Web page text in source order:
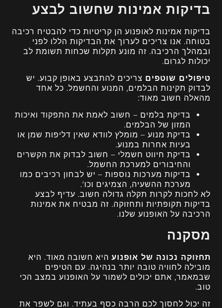
בדיקות אמינות שחשוב לבצע
בדיקות אמינות לאופנוע הן קריטיות כדי להבטיח רכיבה
בטוחה. אנו צריכים לערוך את הבדיקות הללו לפני
ובמהלך הרכיבה. זה מונע תקלות שכחות תשומת לב
יכולות לגרום.
טיפולים שוטפים צריכים להתבצע באופן קבוע. יש
לבדוק תקינות הבלמים, המנוע והחשמל. כל אחד
מהאלה חשוב מאוד:
בדיקת בלמים – חשוב לאמת את התפקוד ואיכות
המזון של הבלמים.
בדיקת מנוע – מומלץ לוודא שאין דליפות שמן או
בעיות אחרות במנוע.
בדיקת חיווט חשמלי – חשוב לבדוק את הקשרים
והחיבורים למערכת החשמל.
בדיקות מערכות נוספות – יש לבחון רכיבים כמו
מערכת ההשעיה, הצמיגים וכו'.
לא לחכות לקרות תקלה גדולה חשוב. עדיף לבצע
בדיקות תקופתיות ותחזוקה. זה מבטיח את אמינות
הרכיבה על האופנוע שלנו.
מסקנה
תחזוקה נכונה של אופנוע היא חשובה מאוד. היא
מובילה לחוויה טובה יותר בנהיגה. עם הטיפים
שבמאמר, אתם יכולים לשמור על האופנוע במצב הכי
טוב.
זה יכול לחסוך לכם הרבה כסף בעתיד. וגם לשפר את